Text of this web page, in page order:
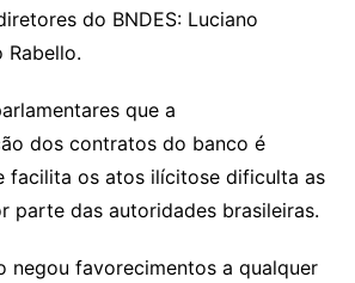
do BNDES: Luciano
Rabello.
que a
dos contratos do banco é
facilita os atos ilícitose dificulta as
parte das autoridades brasileiras.
negou favorecimentos a qualquer